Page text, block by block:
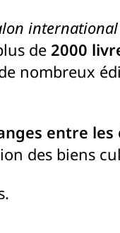
de 2000
nombreux
entre
des biens